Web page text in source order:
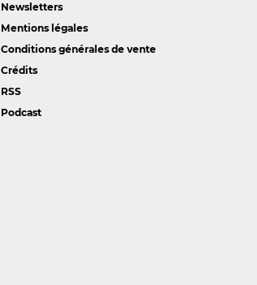
Newsletters
Mentions légales
Conditions générales de vente
Crédits
RSS
Podcast